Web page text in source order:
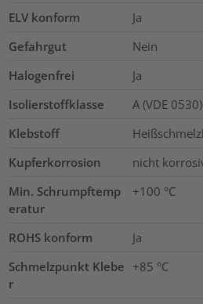
ELV konform
Ja
Gefahrgut
Nein
Halogenfrei
Ja
Isolierstoffklasse
A (VDE 0530)
Klebstoff
Kupferkorrosion
nicht
Min. Schrumpftemp
eratur
+100 °C
ROHS konform
Ja
Schmelzpunkt Klebe
r
+85 °C